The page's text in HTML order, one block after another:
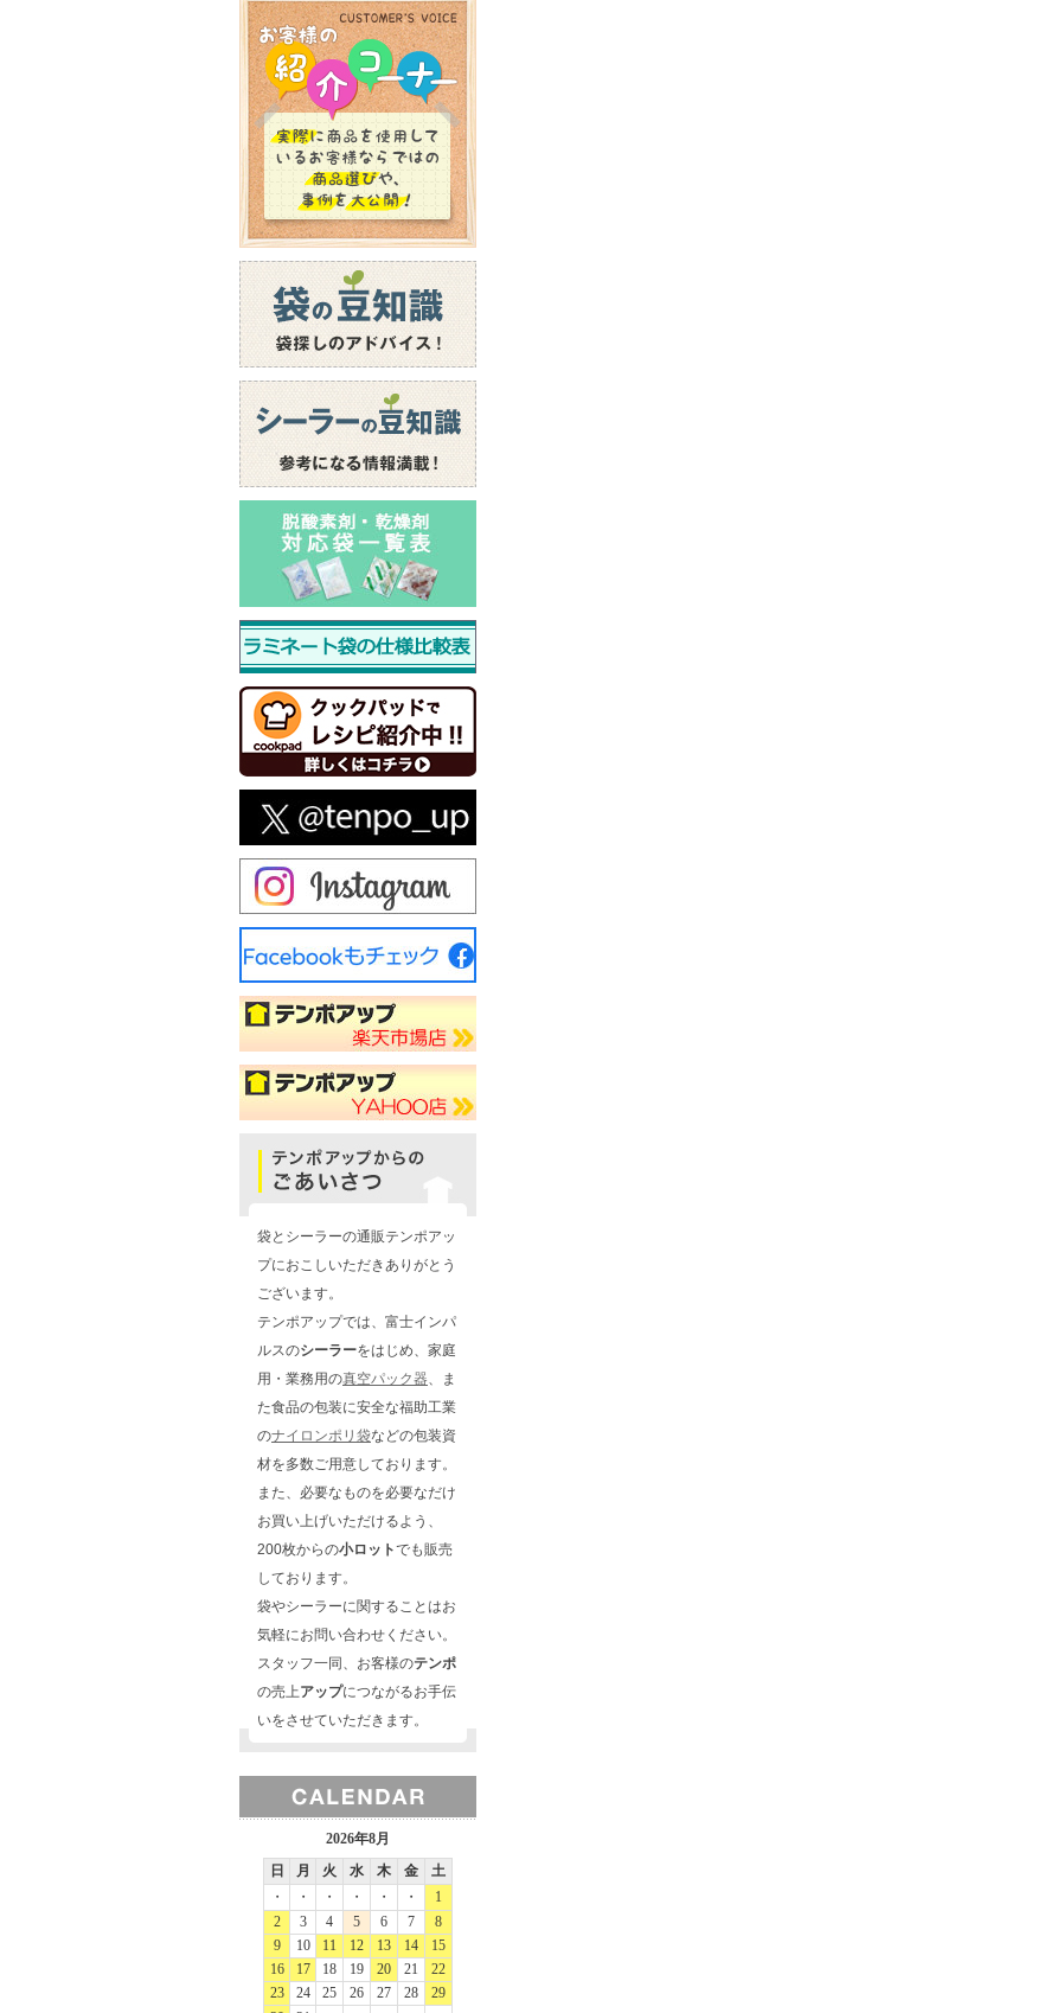
袋とシーラーの通販テンポアッ
プにおこしいただきありがとう
ございます。
テンポアップでは、富士インパ
ルスのシーラーをはじめ、家庭
用・業務用の真空パック器、ま
た食品の包装に安全な福助工業
のナイロンポリ袋などの包装資
材を多数ご用意しております。
また、必要なものを必要なだけ
お買い上げいただけるよう、
200枚からの小ロットでも販売
しております。
袋やシーラーに関することはお
気軽にお問い合わせください。
スタッフ一同、お客様のテンポ
の売上アップにつながるお手伝
いをさせていただきます。